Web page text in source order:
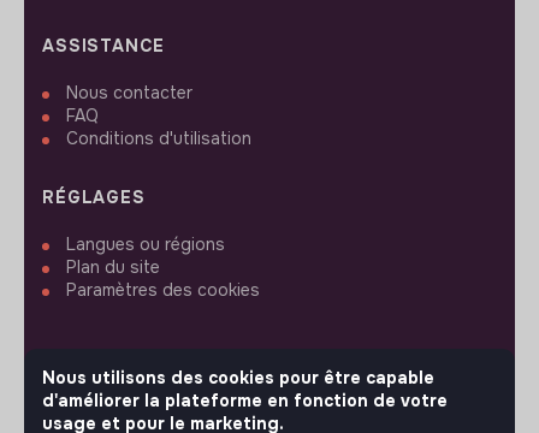
ASSISTANCE
Nous contacter
FAQ
Conditions d'utilisation
RÉGLAGES
Langues ou régions
Plan du site
Paramètres des cookies
SUIVEZ-NOUS
Nous utilisons des cookies pour être capable
d'améliorer la plateforme en fonction de votre
usage et pour le marketing.